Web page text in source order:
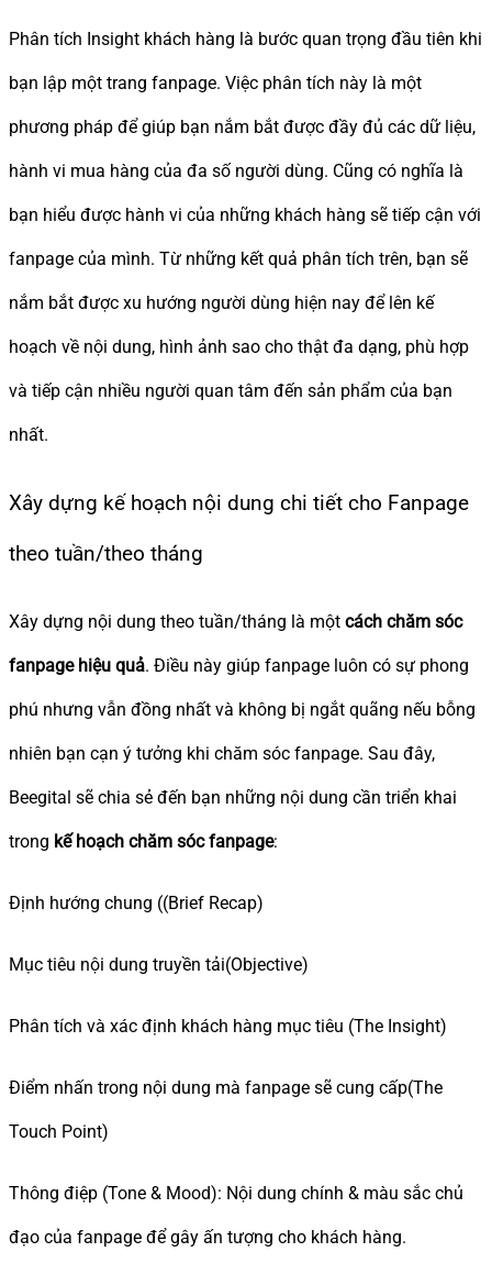
Phân tích Insight khách hàng là bước quan trọng đầu tiên khi
bạn lập một trang fanpage. Việc phân tích này là một
phương pháp để giúp bạn nắm bắt được đầy đủ các dữ liệu,
hành vi mua hàng của đa số người dùng. Cũng có nghĩa là
bạn hiểu được hành vi của những khách hàng sẽ tiếp cận với
fanpage của mình. Từ những kết quả phân tích trên, bạn sẽ
nắm bắt được xu hướng người dùng hiện nay để lên kế
hoạch về nội dung, hình ảnh sao cho thật đa dạng, phù hợp
và tiếp cận nhiều người quan tâm đến sản phẩm của bạn
nhất.
Xây dựng kế hoạch nội dung chi tiết cho Fanpage
theo tuần/theo tháng
Xây dựng nội dung theo tuần/tháng là một cách chăm sóc
fanpage hiệu quả. Điều này giúp fanpage luôn có sự phong
phú nhưng vẫn đồng nhất và không bị ngắt quãng nếu bỗng
nhiên bạn cạn ý tưởng khi chăm sóc fanpage. Sau đây,
Beegital sẽ chia sẻ đến bạn những nội dung cần triển khai
trong kế hoạch chăm sóc fanpage:
Định hướng chung ((Brief Recap)
Mục tiêu nội dung truyền tải(Objective)
Phân tích và xác định khách hàng mục tiêu (The Insight)
Điểm nhấn trong nội dung mà fanpage sẽ cung cấp(The
Touch Point)
Thông điệp (Tone & Mood): Nội dung chính & màu sắc chủ
đạo của fanpage để gây ấn tượng cho khách hàng.